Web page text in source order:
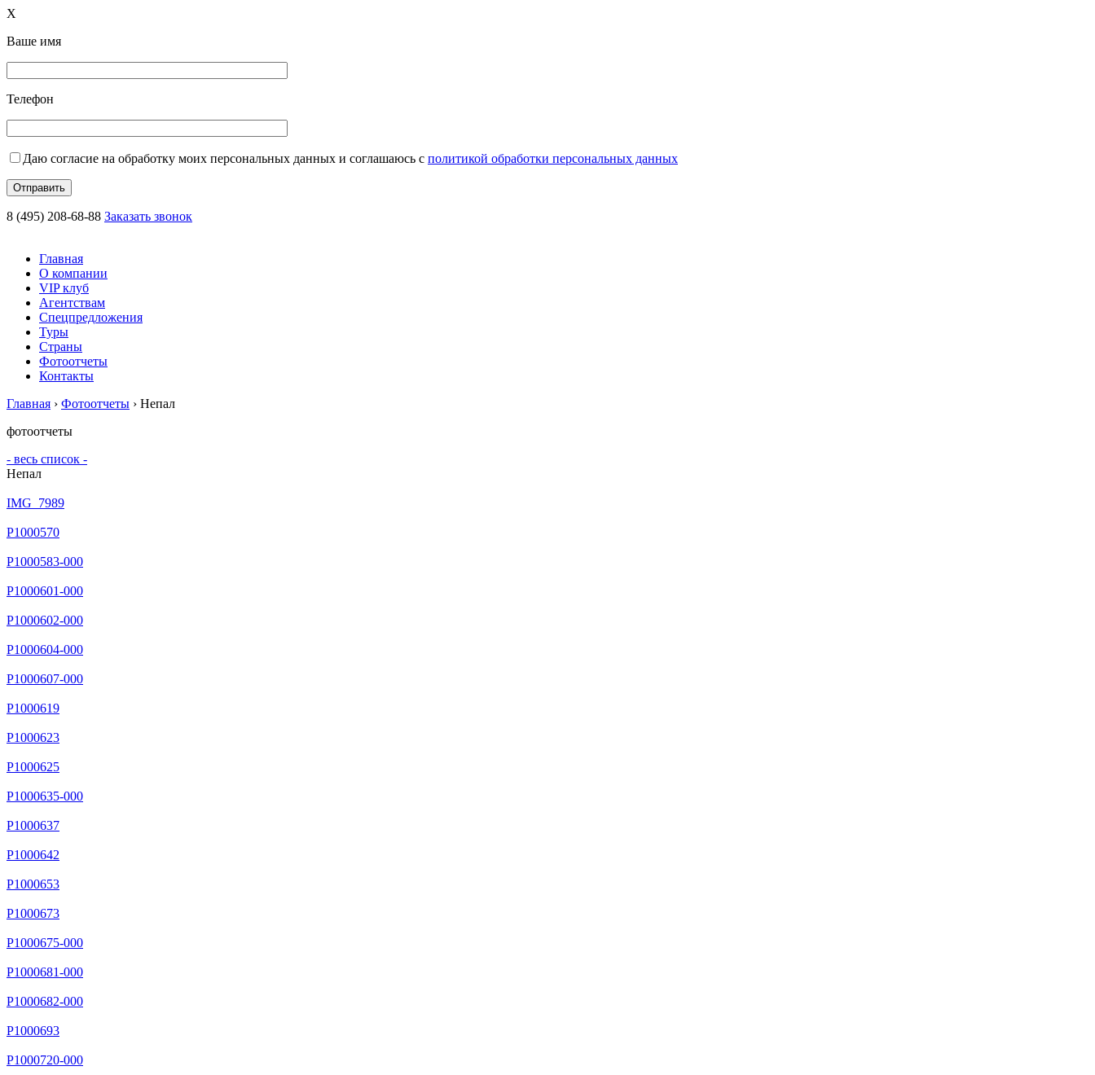
X
Ваше имя
Телефон
Даю согласие на обработку моих персональных данных и соглашаюсь с политикой обработки персональных данных
8 (495) 208-68-88 Заказать звонок
Главная
О компании
VIP клуб
Агентствам
Спецпредложения
Туры
Страны
Фотоотчеты
Контакты
Главная › Фотоотчеты › Непал
фотоотчеты
- весь список -
Непал
IMG_7989
P1000570
P1000583-000
P1000601-000
P1000602-000
P1000604-000
P1000607-000
P1000619
P1000623
P1000625
P1000635-000
P1000637
P1000642
P1000653
P1000673
P1000675-000
P1000681-000
P1000682-000
P1000693
P1000720-000